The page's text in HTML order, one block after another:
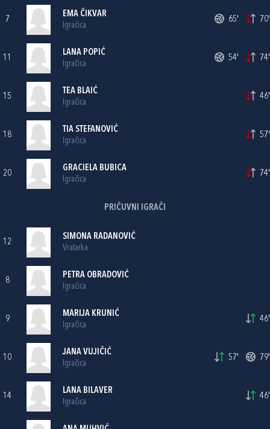
7
EMA ČIKVAR
Igračica
65' 70'
11
LANA POPIĆ
Igračica
54' 74'
15
TEA BLAIĆ
Igračica
46'
18
TIA STEFANOVIĆ
Igračica
57'
20
GRACIELA BUBICA
Igračica
74'
PRIČUVNI IGRAČI
12
SIMONA RADANOVIĆ
Vratarka
8
PETRA OBRADOVIĆ
Igračica
9
MARIJA KRUNIĆ
Igračica
46'
10
JANA VUJIČIĆ
Igračica
57' 79'
14
LANA BILAVER
Igračica
46'